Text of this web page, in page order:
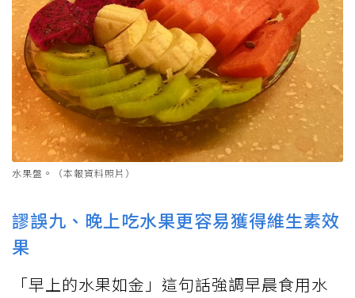
水果盤。（本報資料照片）
謬誤九、晚上吃水果更容易獲得維生素效
果
「早上的水果如金」這句話強調早晨食用水